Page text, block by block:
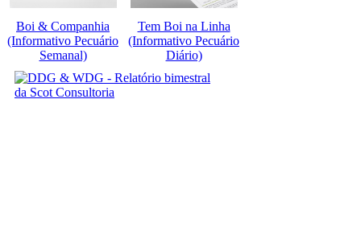
Boi & Companhia
(Informativo Pecuário
Semanal)
Tem Boi na Linha
(Informativo Pecuário
Diário)